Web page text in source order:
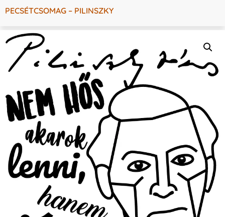
PECSÉTCSOMAG – PILINSZKY